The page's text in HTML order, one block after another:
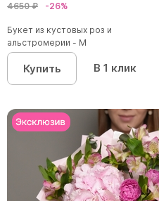
4650 ₽ -26%
Букет из кустовых роз и
альстромерии - М
Купить В 1 клик